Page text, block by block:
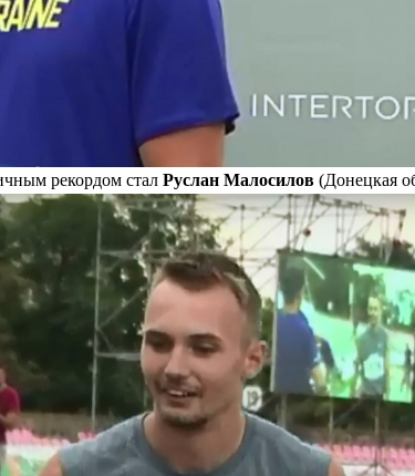
рекордом стал Руслан Малосилов (Донецкая